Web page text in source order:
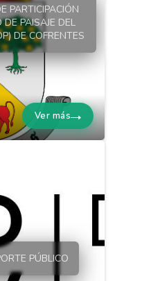
PARTICIPACIÓN
PAISAJE DEL
DE COFRENTES
Ver más
PÚBLICO